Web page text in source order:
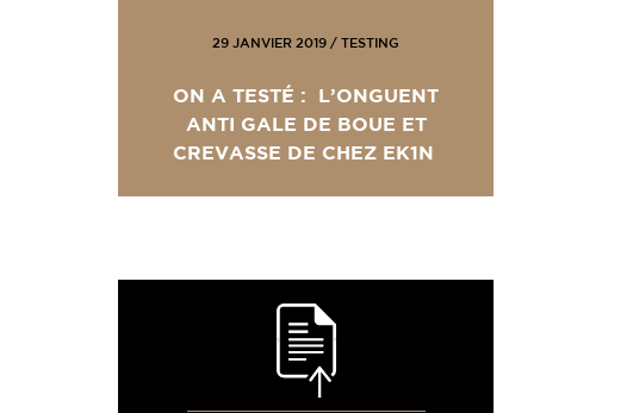
29 JANVIER 2019 / TESTING
ON A TESTÉ : L’ONGUENT
ANTI GALE DE BOUE ET
CREVASSE DE CHEZ EK1N